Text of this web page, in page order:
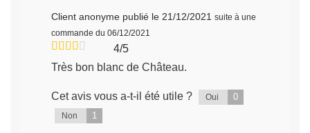
Client anonyme publié le 21/12/2021 suite à une
commande du 06/12/2021
4/5
Très bon blanc de Château.
Cet avis vous a-t-il été utile ? Oui 0
Non 1